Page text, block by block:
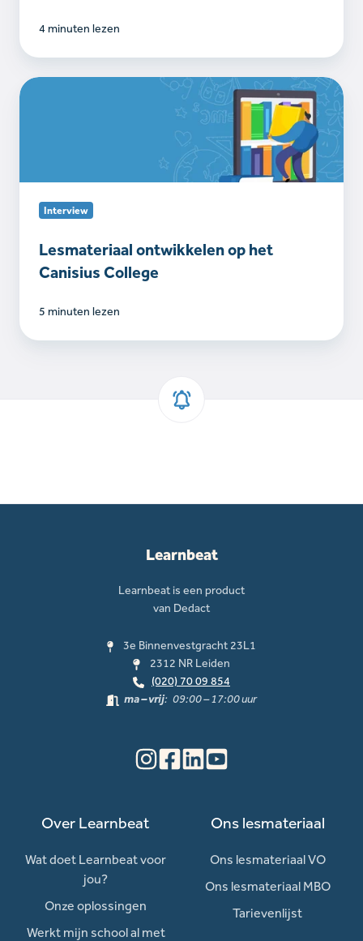
4 minuten lezen
Lesmateriaal
College
Interview
Lesmateriaal ontwikkelen op het
Canisius College
5 minuten lezen
Learnbeat
Learnbeat is een product
van Dedact
3e Binnenvestgracht 23L1
2312 NR Leiden
(020) 70 09 854
ma – vrij: 09:00 – 17:00 uur
Over Learnbeat
Wat doet Learnbeat voor
jou?
Onze oplossingen
Werkt mijn school al met
Ons lesmateriaal
Ons lesmateriaal VO
Ons lesmateriaal MBO
Tarievenlijst